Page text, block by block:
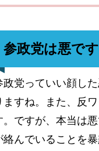
参政党は悪で
政党っていい顔し
ますね。また、反
。ですが、本当は
絡んでいることを